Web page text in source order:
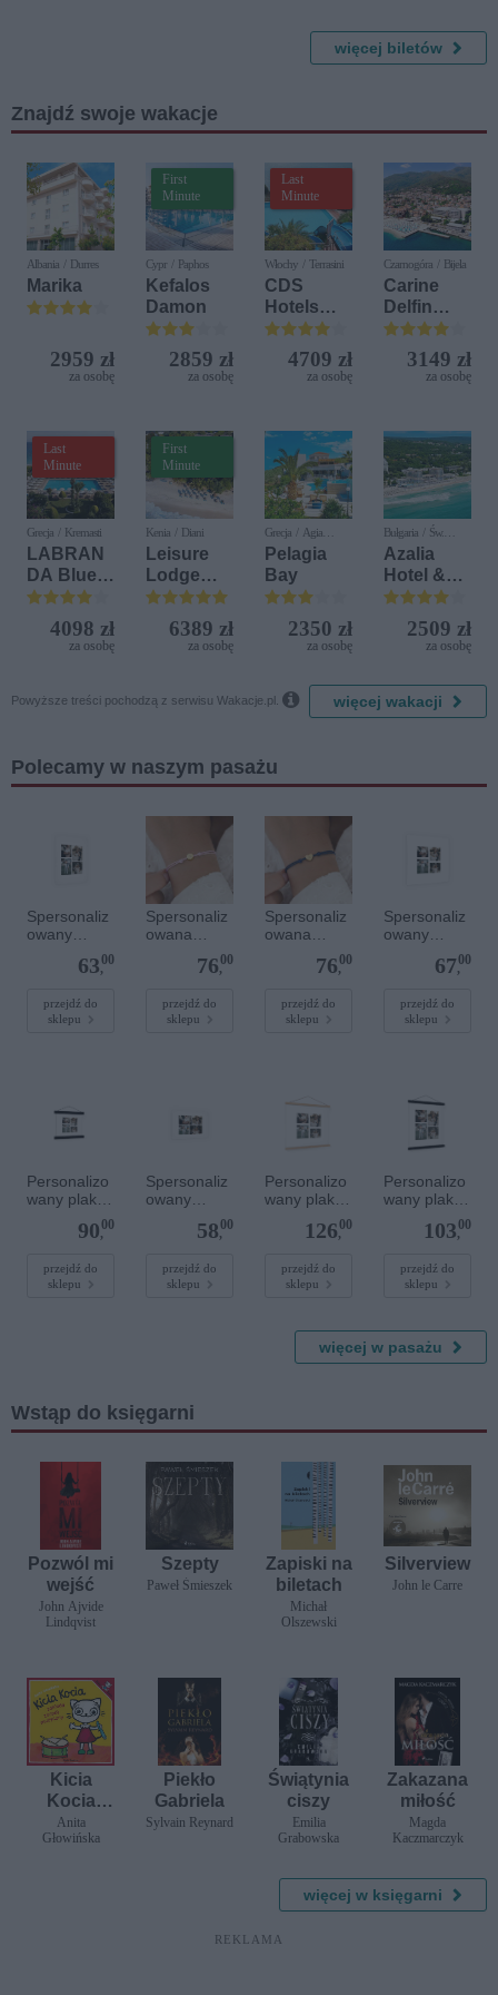
Koncert
więcej biletów
Znajdź swoje wakacje
Albania / Durres
Marika
2959 zł
za osobę
First
Minute
Cypr / Paphos
Kefalos
Damon
2859 zł
za osobę
Last
Minute
Włochy / Terrasini
CDS
Hotels
Terrasini
(ex. Citta
del Mare)
4709 zł
za osobę
Czarnogóra / Bijela
Carine
Delfin
Bijela (ex.
Iberostar
Bijela
3149 zł
za osobę
Last
Minute
Grecja / Kremasti
LABRAN
DA Blue
Bay
Resort
4098 zł
za osobę
First
Minute
Kenia / Diani
Leisure
Lodge
Beach &
Golf
Resort by
Diamonds
6389 zł
za osobę
Grecja / Agia
Pelagia
Pelagia
Bay
2350 zł
za osobę
Bułgaria / Św.
Konstantyn i Elena
Azalia
Hotel &
Spa
2509 zł
za osobę
Powyższe treści pochodzą z serwisu Wakacje.pl.  więcej wakacji
Polecamy w naszym pasażu
Spersonaliz
owany
plakat - 30 x
63,
00
przejdź do
sklepu
Spersonaliz
owana
bransoletka
sznurkowa -
Złote kółko
76,
00
przejdź do
sklepu
Spersonaliz
owana
bransoletka
sznurkowa -
Złote serce
76,
00
przejdź do
sklepu
Spersonaliz
owany
plakat - 40 x
67,
00
przejdź do
sklepu
Personalizo
wany plakat
lakierowany
magnetyczn
90,
00
przejdź do
sklepu
Spersonaliz
owany
plakat - 30 x
58,
00
przejdź do
sklepu
Personalizo
wany plakat
drewnianym
ym
wieszaczkie
126,
00
przejdź do
sklepu
Personalizo
wany plakat
lakierowany
magnetyczn
cm
103,
00
przejdź do
sklepu
więcej w pasażu
Wstąp do księgarni
Pozwól mi
wejść
John Ajvide
Lindqvist
Szepty
Paweł Śmieszek
Zapiski na
biletach
Michał
Olszewski
Silverview
John le Carre
Kicia
Kocia
zakłada
zespół
Anita
Głowińska
Piekło
Gabriela
Sylvain Reynard
Świątynia
ciszy
Emilia
Grabowska
Zakazana
miłość
Magda
Kaczmarczyk
więcej w księgarni
REKLAMA